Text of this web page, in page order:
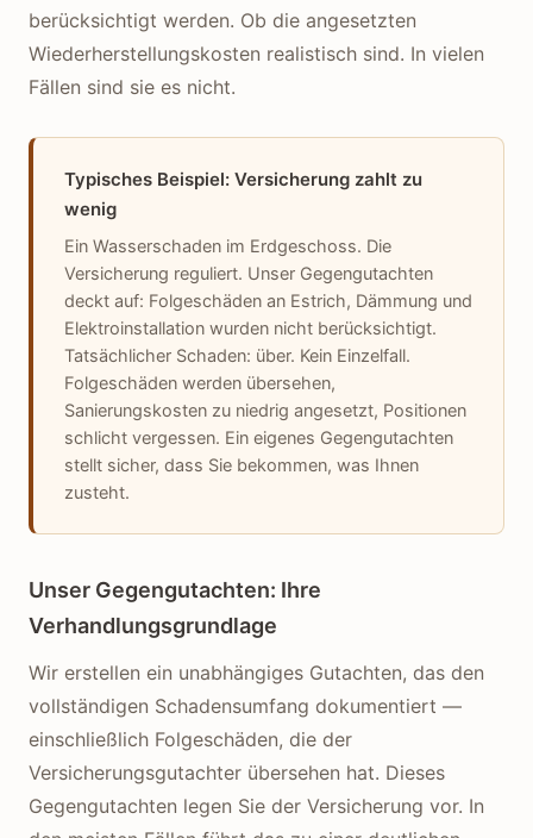
berücksichtigt werden. Ob die angesetzten
Wiederherstellungskosten realistisch sind. In vielen
Fällen sind sie es nicht.
Typisches Beispiel: Versicherung zahlt zu
wenig
Ein Wasserschaden im Erdgeschoss. Die
Versicherung reguliert. Unser Gegengutachten
deckt auf: Folgeschäden an Estrich, Dämmung und
Elektroinstallation wurden nicht berücksichtigt.
Tatsächlicher Schaden: über. Kein Einzelfall.
Folgeschäden werden übersehen,
Sanierungskosten zu niedrig angesetzt, Positionen
schlicht vergessen. Ein eigenes Gegengutachten
stellt sicher, dass Sie bekommen, was Ihnen
zusteht.
Unser Gegengutachten: Ihre
Verhandlungsgrundlage
Wir erstellen ein unabhängiges Gutachten, das den
vollständigen Schadensumfang dokumentiert —
einschließlich Folgeschäden, die der
Versicherungsgutachter übersehen hat. Dieses
Gegengutachten legen Sie der Versicherung vor. In